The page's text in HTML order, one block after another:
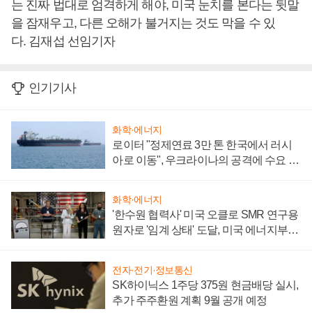
는 진짜 법대로 엄격하게 해야, 미국 눈치를 본다는 뒷말
을 잠재우고, 다른 오해가 불거지는 것도 막을 수 있
다. 김재섭 선임기자
인기기사
화학·에너지
로이터 "정제연료 3만 톤 한국에서 러시
아로 이동", 우크라이나의 공격에 수요 늘
화학·에너지
'한수원 협력사' 미국 오클로 SMR 연구용
원자로 '임계 상태' 도달, 미국 에너지부
전자·전기·정보통신
SK하이닉스 1주당 375원 현금배당 실시,
추가 주주환원 계획 9월 공개 예정